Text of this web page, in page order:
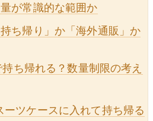
が常識的な範囲か
ち帰り」か「海外通販」か
ち帰れる？数量制限の考え
ーツケースに入れて持ち帰る